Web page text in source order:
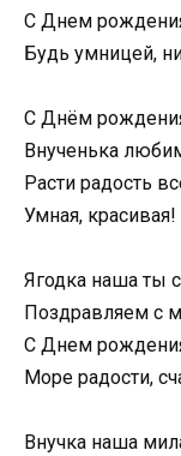
С Днем
Будь умницей,
С Днём
Внученька
Расти радость
Умная, красивая!
Ягодка наша ты
Поздравляем с
С Днем
Море радости,
Внучка наша